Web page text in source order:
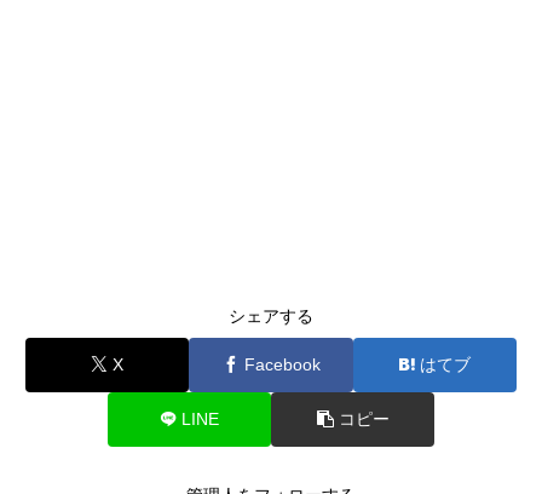
シェアする
X Facebook はてブ
LINE コピー